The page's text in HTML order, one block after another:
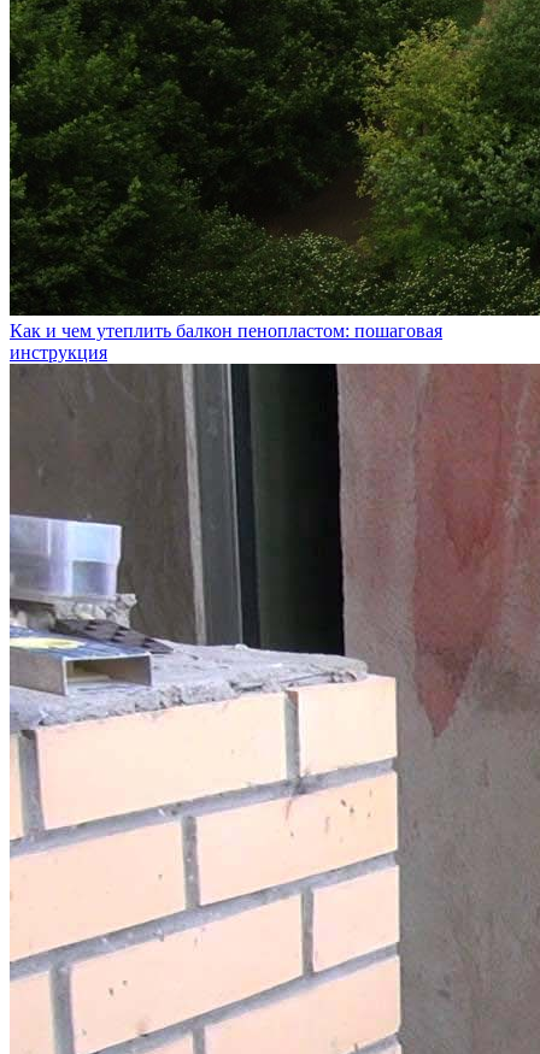
Как и чем утеплить балкон пенопластом: пошаговая
инструкция